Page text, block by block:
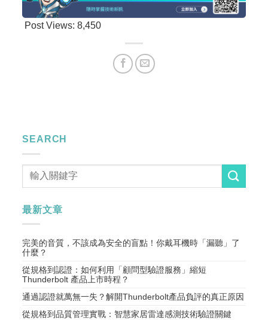
Post Views:8,450
SEARCH
最新文章
完美的音質，不該成為安全的盲點！你戴耳機時「漏聽」了
什麼？
從規格到認證：如何利用「顧問型驗證服務」縮短
Thunderbolt 產品上市時程？
通過認證就萬無一失？解開Thunderbolt產品負評的真正原因
從規格到品質管理實戰：智慧家居雷達感測技術驗證關鍵